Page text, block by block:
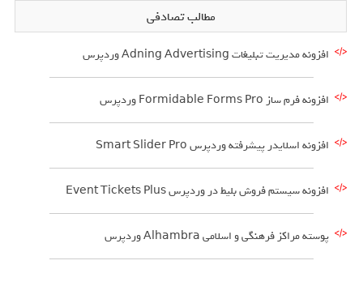
مطالب تصادفی
افزونه مدیریت تبلیغات Adning Advertising وردپرس
افزونه فرم ساز Formidable Forms Pro وردپرس
افزونه اسلایدر پیشرفته وردپرس Smart Slider Pro
افزونه سیستم فروش بلیط در وردپرس Event Tickets Plus
پوسته مراکز فرهنگی و اسلامی Alhambra وردپرس